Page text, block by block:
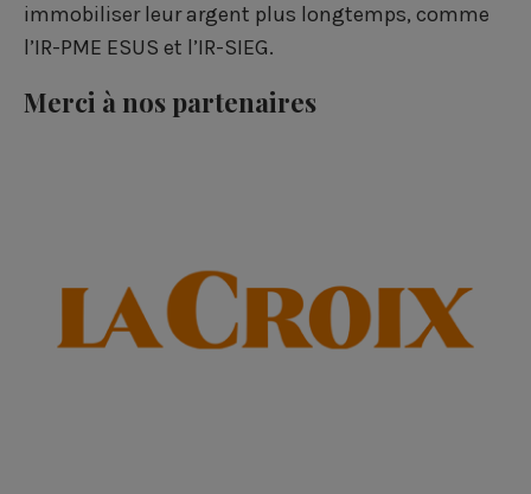
immobiliser leur argent plus longtemps, comme
l’IR-PME ESUS et l’IR-SIEG.
Merci à nos partenaires